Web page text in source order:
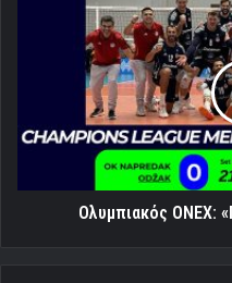
Ολυμπιακός
«Περίπατος»
Ολυμπιακός ONEX: